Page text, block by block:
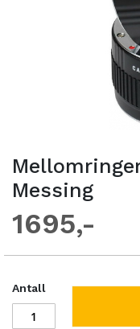
Messing
1695
Antall